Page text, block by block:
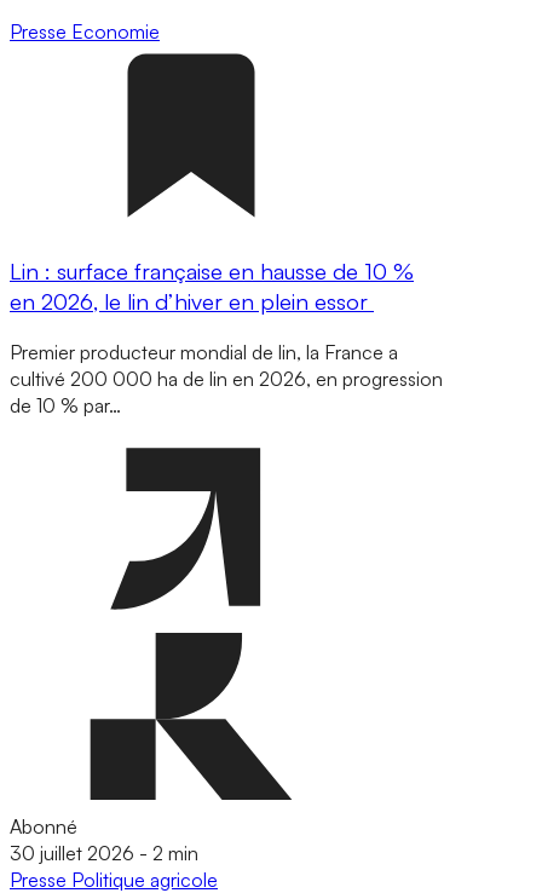
Presse Economie
Lin : surface française en hausse de 10 %
en 2026, le lin d’hiver en plein essor
Premier producteur mondial de lin, la France a
cultivé 200 000 ha de lin en 2026, en progression
de 10 % par…
Abonné
30 juillet 2026 - 2 min
Presse Politique agricole